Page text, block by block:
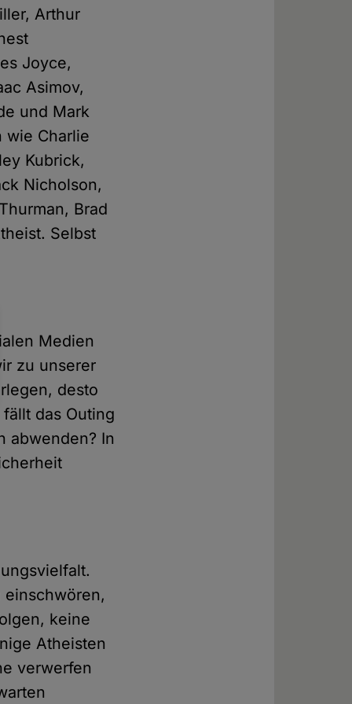
Arthur
Joyce,
Asimov,
und Mark
wie Charlie
Kubrick,
Nicholson,
Brad
Selbst
Medien
zu unserer
desto
das Outing
abwenden? In
keine
Atheisten
verwerfen